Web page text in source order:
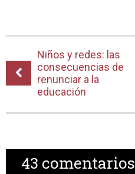
Niños y redes: las
consecuencias de
renunciar a la
educación
43 comentarios